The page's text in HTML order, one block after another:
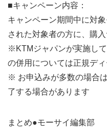
■キャンペーン内容：
キャンペーン期間中に対
された対象者の方に、購
※KTMジャパンが実施し
の併用については正規デ
※ お申込みが多数の場合
了する場合があります
まとめ●モーサイ編集部